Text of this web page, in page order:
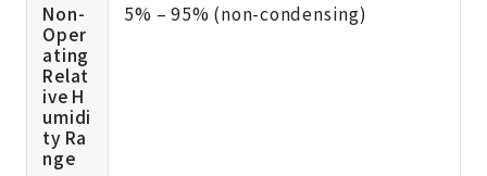
Non-
Oper
ating
Relat
ive H
umidi
ty Ra
nge
5% – 95% (non-condensing)